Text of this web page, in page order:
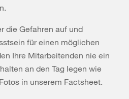
die Gefahren auf und
für einen möglichen
Ihre Mitarbeitenden nie ein
an den Tag legen wie
in unserem Factsheet.